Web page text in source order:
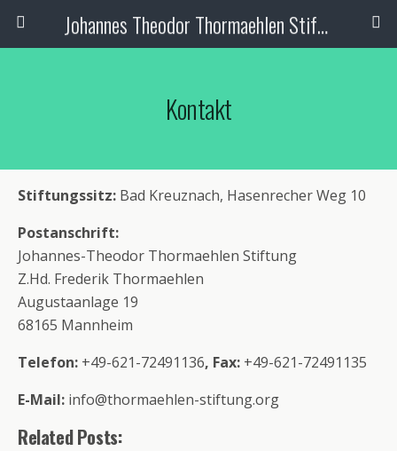
Johannes Theodor Thormaehlen Stiftung
Kontakt
Stiftungssitz: Bad Kreuznach, Hasenrecher Weg 10
Postanschrift:
Johannes-Theodor Thormaehlen Stiftung
Z.Hd. Frederik Thormaehlen
Augustaanlage 19
68165 Mannheim
Telefon: +49-621-72491136, Fax: +49-621-72491135
E-Mail: info@thormaehlen-stiftung.org
Related Posts: